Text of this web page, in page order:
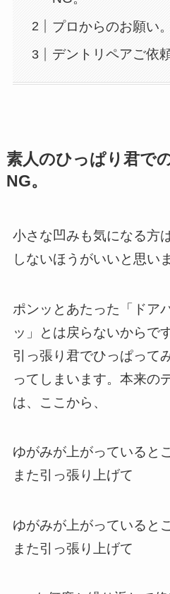
プロからのお願い。
デントリペアご依
素人のひっぱり君で
NG。
小さな凹みも気になる方
しないほうがいいと思い
ポンッとあたった「ドア
ッ」とは戻らないからです
引っ張り君でひっぱって
ってしまいます。本来の
は、ここから、
ゆがみが上がっていると
また引っ張り上げて
ゆがみが上がっていると
また引っ張り上げて